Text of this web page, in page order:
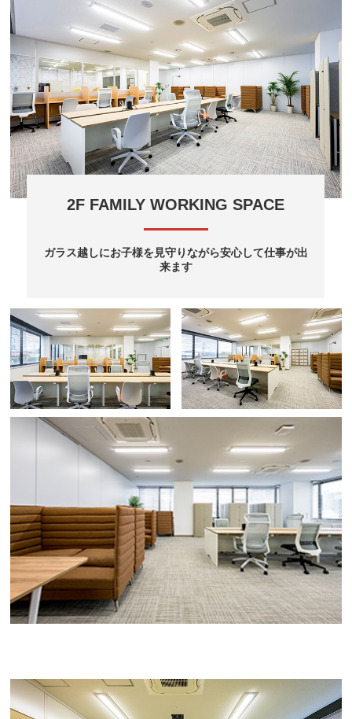
2F FAMILY WORKING SPACE
ガラス越しにお子様を見守りながら安心して仕事が出
来ます